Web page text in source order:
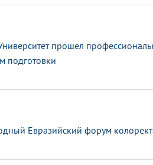
прошел
подготовки
Евразийский форум